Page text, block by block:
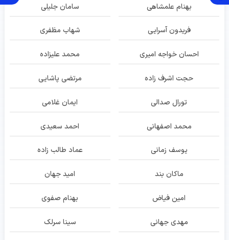
بهنام علمشاهی سامان جلیلی
فریدون آسرایی شهاب مظفری
احسان خواجه امیری محمد علیزاده
حجت اشرف زاده مرتضی پاشایی
تورال صدالی ایمان غلامی
محمد اصفهانی احمد سعیدی
یوسف زمانی عماد طالب زاده
ماکان بند امید جهان
امین فیاض بهنام صفوی
مهدی جهانی سینا سرلک